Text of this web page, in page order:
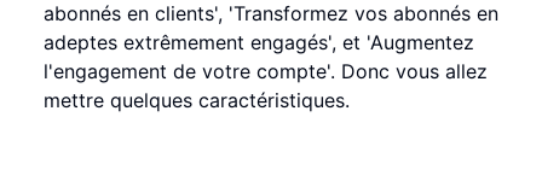
abonnés en clients', 'Transformez vos abonnés en
adeptes extrêmement engagés', et 'Augmentez
l'engagement de votre compte'. Donc vous allez
mettre quelques caractéristiques.